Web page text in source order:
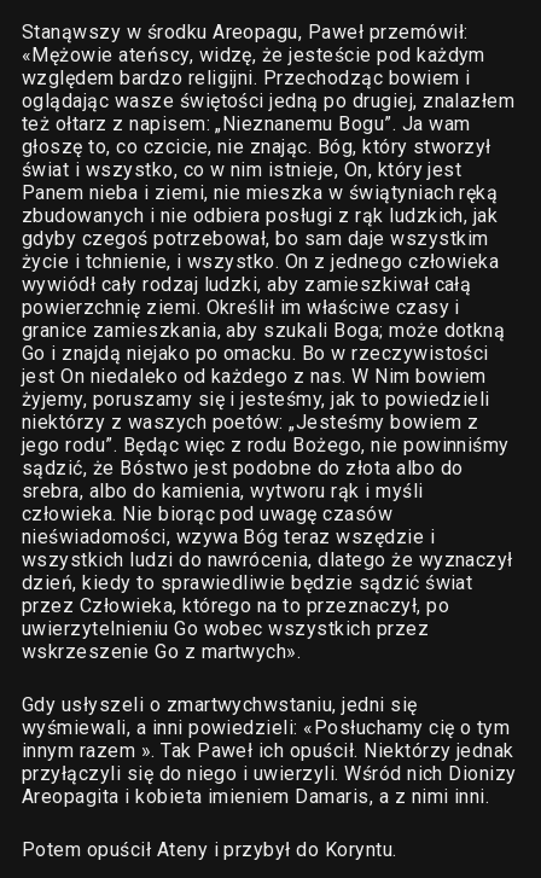
Stanąwszy w środku Areopagu, Paweł przemówił:
«Mężowie ateńscy, widzę, że jesteście pod każdym
względem bardzo religijni. Przechodząc bowiem i
oglądając wasze świętości jedną po drugiej, znalazłem
też ołtarz z napisem: „Nieznanemu Bogu”. Ja wam
głoszę to, co czcicie, nie znając. Bóg, który stworzył
świat i wszystko, co w nim istnieje, On, który jest
Panem nieba i ziemi, nie mieszka w świątyniach ręką
zbudowanych i nie odbiera posługi z rąk ludzkich, jak
gdyby czegoś potrzebował, bo sam daje wszystkim
życie i tchnienie, i wszystko. On z jednego człowieka
wywiódł cały rodzaj ludzki, aby zamieszkiwał całą
powierzchnię ziemi. Określił im właściwe czasy i
granice zamieszkania, aby szukali Boga; może dotkną
Go i znajdą niejako po omacku. Bo w rzeczywistości
jest On niedaleko od każdego z nas. W Nim bowiem
żyjemy, poruszamy się i jesteśmy, jak to powiedzieli
niektórzy z waszych poetów: „Jesteśmy bowiem z
jego rodu”. Będąc więc z rodu Bożego, nie powinniśmy
sądzić, że Bóstwo jest podobne do złota albo do
srebra, albo do kamienia, wytworu rąk i myśli
człowieka. Nie biorąc pod uwagę czasów
nieświadomości, wzywa Bóg teraz wszędzie i
wszystkich ludzi do nawrócenia, dlatego że wyznaczył
dzień, kiedy to sprawiedliwie będzie sądzić świat
przez Człowieka, którego na to przeznaczył, po
uwierzytelnieniu Go wobec wszystkich przez
wskrzeszenie Go z martwych».
Gdy usłyszeli o zmartwychwstaniu, jedni się
wyśmiewali, a inni powiedzieli: «Posłuchamy cię o tym
innym razem ». Tak Paweł ich opuścił. Niektórzy jednak
przyłączyli się do niego i uwierzyli. Wśród nich Dionizy
Areopagita i kobieta imieniem Damaris, a z nimi inni.
Potem opuścił Ateny i przybył do Koryntu.